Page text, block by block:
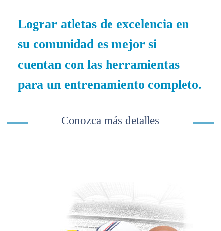
Lograr atletas de excelencia en
su comunidad es mejor si
cuentan con las herramientas
para un entrenamiento completo.
Conozca más detalles